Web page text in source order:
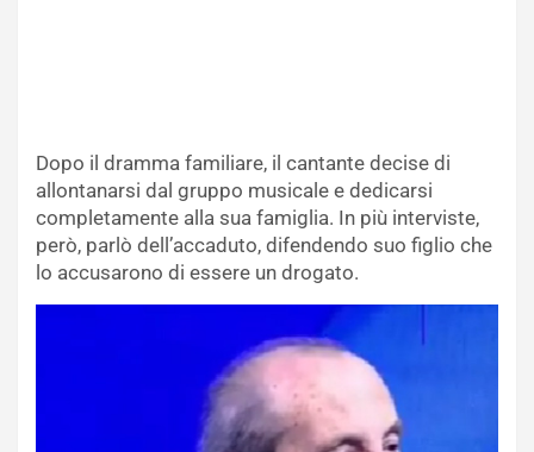
Dopo il dramma familiare, il cantante decise di
allontanarsi dal gruppo musicale e dedicarsi
completamente alla sua famiglia. In più interviste,
però, parlò dell’accaduto, difendendo suo figlio che
lo accusarono di essere un drogato.